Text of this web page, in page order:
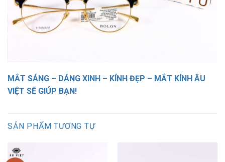
MẮT SÁNG – DÁNG XINH – KÍNH ĐẸP – MẮT KÍNH ÂU
VIỆT SẼ GIÚP BẠN!
SẢN PHẨM TƯƠNG TỰ